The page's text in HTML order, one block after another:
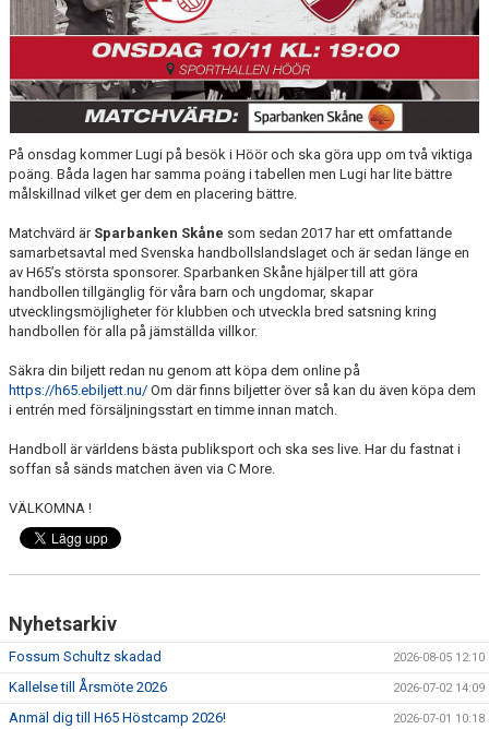
MEDLEMSAVGIFTER 2026/2027
USM
HANDBOLLSAKADEMIN
JL FYSIOCENTER
På onsdag kommer Lugi på besök i Höör och ska göra upp om två viktiga
poäng. Båda lagen har samma poäng i tabellen men Lugi har lite bättre
målskillnad vilket ger dem en placering bättre.
Matchvärd är Sparbanken Skåne som sedan 2017 har ett omfattande
samarbetsavtal med Svenska handbollslandslaget och är sedan länge en
av H65’s största sponsorer. Sparbanken Skåne hjälper till att göra
handbollen tillgänglig för våra barn och ungdomar, skapar
utvecklingsmöjligheter för klubben och utveckla bred satsning kring
handbollen för alla på jämställda villkor.
Säkra din biljett redan nu genom att köpa dem online på
https://h65.ebiljett.nu/ Om där finns biljetter över så kan du även köpa dem
i entrén med försäljningsstart en timme innan match.
Handboll är världens bästa publiksport och ska ses live. Har du fastnat i
soffan så sänds matchen även via C More.
VÄLKOMNA !
Nyhetsarkiv
Fossum Schultz skadad 2026-08-05 12:10
Kallelse till Årsmöte 2026 2026-07-02 14:09
Anmäl dig till H65 Höstcamp 2026! 2026-07-01 10:18